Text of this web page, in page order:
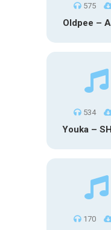
575
Oldpee –
534
Youka –
170